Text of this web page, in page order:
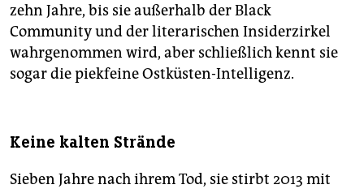
zehn Jahre, bis sie außerhalb der Black
Community und der literarischen Insiderzirkel
wahrgenommen wird, aber schließlich kennt sie
sogar die piekfeine Ostküsten-Intelligenz.
Keine kalten Strände
Sieben Jahre nach ihrem Tod, sie stirbt 2013 mit